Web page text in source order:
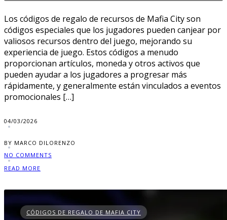
Los códigos de regalo de recursos de Mafia City son
códigos especiales que los jugadores pueden canjear por
valiosos recursos dentro del juego, mejorando su
experiencia de juego. Estos códigos a menudo
proporcionan artículos, moneda y otros activos que
pueden ayudar a los jugadores a progresar más
rápidamente, y generalmente están vinculados a eventos
promocionales […]
04/03/2026
BY MARCO DILORENZO
NO COMMENTS
READ MORE
CÓDIGOS DE REGALO DE MAFIA CITY